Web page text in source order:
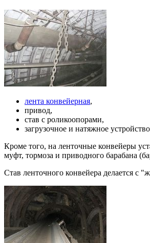
лента конвейерная,
привод,
став с роликоопорами,
загрузочное и натяжное
Кроме того, на ленточные конвейеры
муфт, тормоза и приводного барабана
Став ленточного конвейера делается